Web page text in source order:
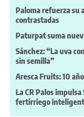
Paloma refuerza su
contrastadas
Paturpat suma
Sánchez: “La uva
sin semilla”
Aresca Fruits: 10
La CR Palos
fertirriego